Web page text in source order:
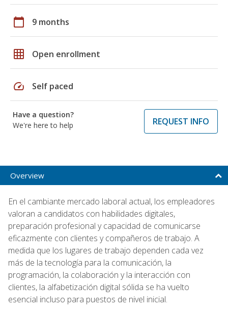
calendar_today 9 months
grid_on Open enrollment
speed Self paced
Have a question?
We're here to help
REQUEST INFO
Overview
En el cambiante mercado laboral actual, los empleadores
valoran a candidatos con habilidades digitales,
preparación profesional y capacidad de comunicarse
eficazmente con clientes y compañeros de trabajo. A
medida que los lugares de trabajo dependen cada vez
más de la tecnología para la comunicación, la
programación, la colaboración y la interacción con
clientes, la alfabetización digital sólida se ha vuelto
esencial incluso para puestos de nivel inicial.